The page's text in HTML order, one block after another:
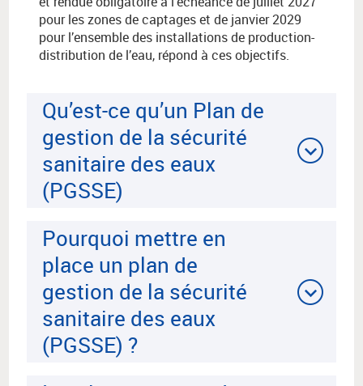
pour les zones de captages et de janvier 2029
pour l’ensemble des installations de production-
distribution de l’eau, répond à ces objectifs.
Qu’est-ce qu’un Plan de
gestion de la sécurité
sanitaire des eaux
(PGSSE)
Pourquoi mettre en
place un plan de
gestion de la sécurité
sanitaire des eaux
(PGSSE) ?